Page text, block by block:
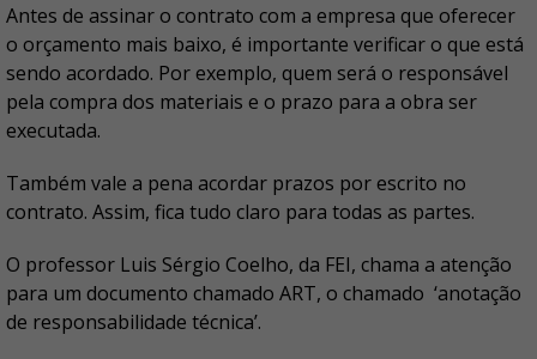
Antes de assinar o contrato com a empresa que oferecer
o orçamento mais baixo, é importante verificar o que está
sendo acordado. Por exemplo, quem será o responsável
pela compra dos materiais e o prazo para a obra ser
executada.
Também vale a pena acordar prazos por escrito no
contrato. Assim, fica tudo claro para todas as partes.
O professor Luis Sérgio Coelho, da FEI, chama a atenção
para um documento chamado ART, o chamado ‘anotação
de responsabilidade técnica’.